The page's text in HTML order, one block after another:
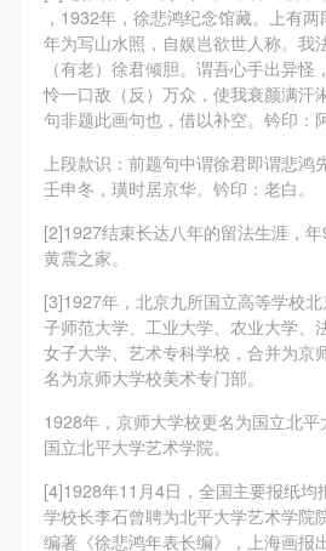
，1932年，徐悲鸿纪念馆藏。上有
年为写山水照，自娱岂欲世人称。我
（有老）徐君倾胆。谓吾心手出异
怜一口敌（反）万众，使我衰颜满汗
句非题此画句也，借以补空。钤印：
上段款识：前题句中谓徐君即谓悲鸿
壬申冬，璜时居京华。钤印：老白。
[2]1927结束长达八年的留法生涯，
黄震之家。
[3]1927年，北京九所国立高等学校
子师范大学、工业大学、农业大学、
女子大学、艺术专科学校，合并为京
名为京师大学校美术专门部。
1928年，京师大学校更名为国立北
国立北平大学艺术学院。
[4]1928年11月4日，全国主要报纸均
学校长李石曾聘为北平大学艺术学
编著《徐悲鸿年表长编》，上海画报